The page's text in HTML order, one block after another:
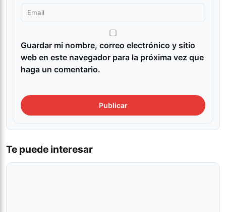
Guardar mi nombre, correo electrónico y sitio
web en este navegador para la próxima vez que
haga un comentario.
Te puede interesar